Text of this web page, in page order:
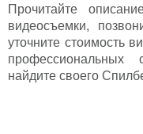
Прочитайте
видеосъемки,
уточните стоимость
профессиональных
найдите своего